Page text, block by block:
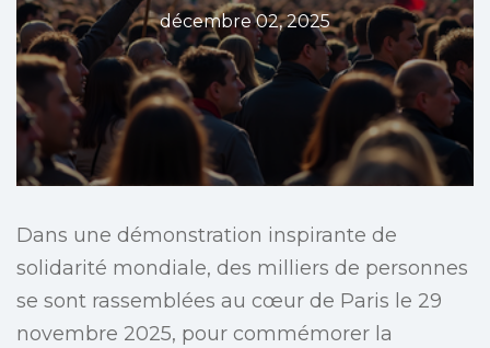
décembre 02, 2025
Dans une démonstration inspirante de
solidarité mondiale, des milliers de personnes
se sont rassemblées au cœur de Paris le 29
novembre 2025, pour commémorer la